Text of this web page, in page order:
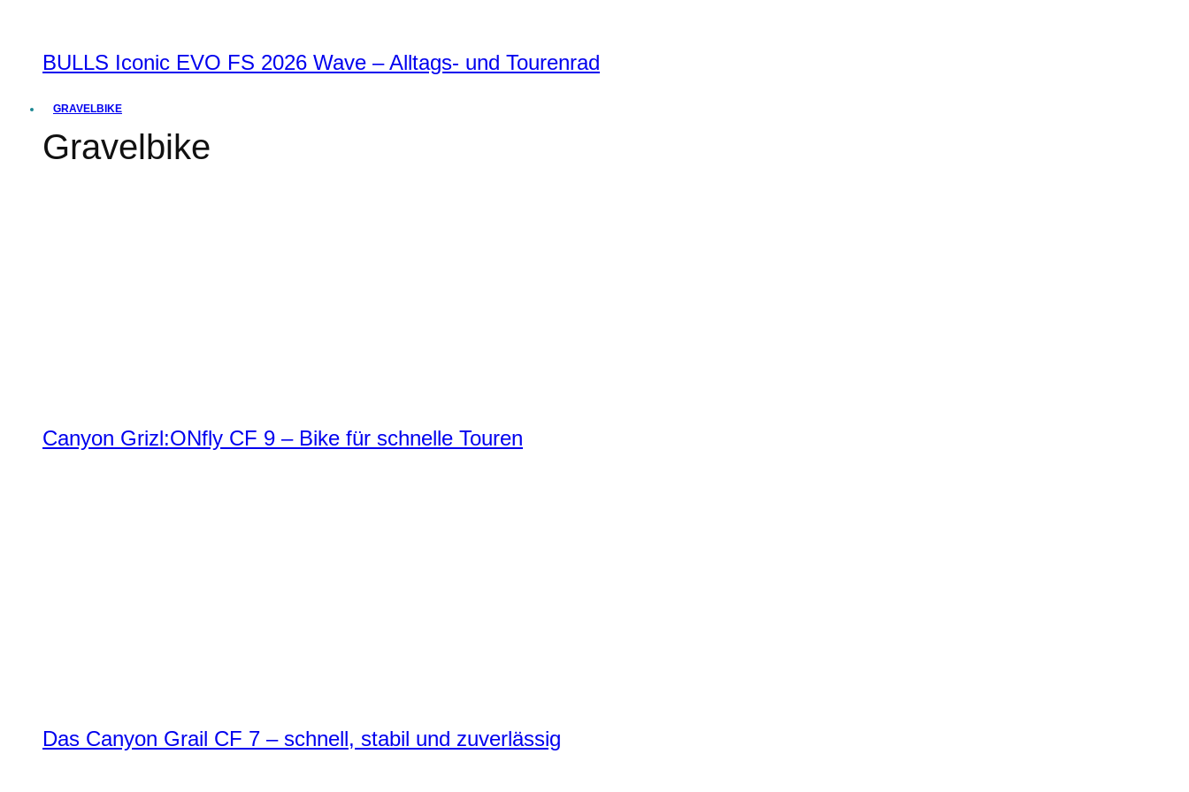
BULLS Iconic EVO FS 2026 Wave – Alltags- und Tourenrad
GRAVELBIKE
Gravelbike
Canyon Grizl:ONfly CF 9 – Bike für schnelle Touren
Das Canyon Grail CF 7 – schnell, stabil und zuverlässig